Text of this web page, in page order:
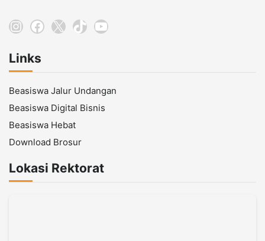
Instagram
Facebook
X TikTokYouTube
Links
Beasiswa Jalur Undangan
Beasiswa Digital Bisnis
Beasiswa Hebat
Download Brosur
Lokasi Rektorat